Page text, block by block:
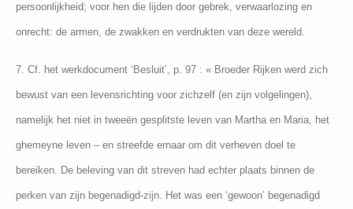
persoonlijkheid; voor hen die lijden door gebrek, verwaarlozing en
onrecht: de armen, de zwakken en verdrukten van deze wereld.
7. Cf. het werkdocument ‘Besluit’, p. 97 : « Broeder Rijken werd zich
bewust van een levensrichting voor zichzelf (en zijn volgelingen),
namelijk het niet in tweeën gesplitste leven van Martha en Maria, het
ghemeyne leven – en streefde ernaar om dit verheven doel te
bereiken. De beleving van dit streven had echter plaats binnen de
perken van zijn begenadigd-zijn. Het was een ‘gewoon’ begenadigd